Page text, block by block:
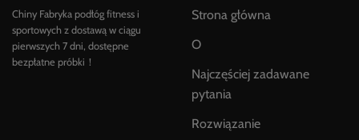
Chiny Fabryka podłóg fitness i
sportowych z dostawą w ciągu
pierwszych 7 dni, dostępne
bezpłatne próbki！
Strona główna
O
Najczęściej zadawane
pytania
Rozwiązanie